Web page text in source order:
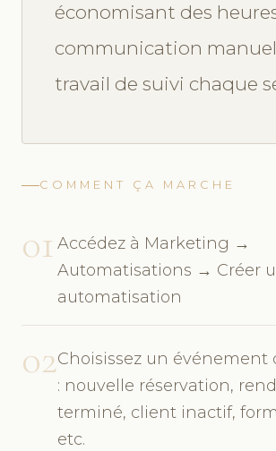
économisant des
communication
travail de suivi chaque
COMMENT ÇA MARCHE
01 Accédez à Marketing →
Automatisations → Créer
automatisation
02Choisissez un événement
: nouvelle réservation,
terminé, client inactif,
etc.